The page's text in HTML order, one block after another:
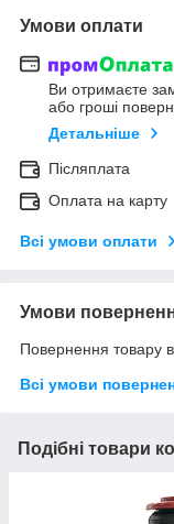
Умови оплати
Ви отримаєте
або гроші
Детальніше
Післяплата
Оплата на карту
Всі умови оплати
Умови
Повернення товару
Всі умови
Подібні товари